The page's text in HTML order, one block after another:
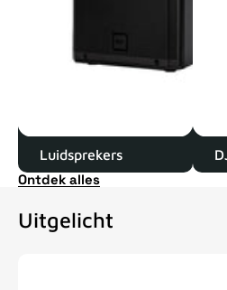
Luidsprekers
Ontdek alles
Uitgelicht